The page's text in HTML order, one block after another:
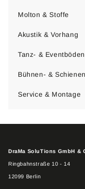
Molton & Stoffe
Menü
Akustik & Vorhang
Menü
Tanz- & Eventböden
Menü
Bühnen- &
Menü
Service & Montage
DraMa SoluTions GmbH &
Ringbahnstraße 10 - 14
12099 Berlin